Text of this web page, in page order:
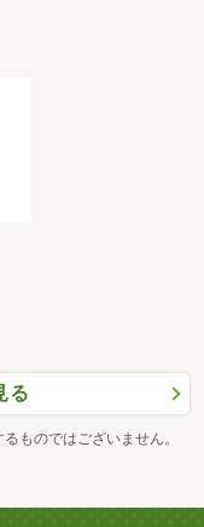
る
ものではございません。